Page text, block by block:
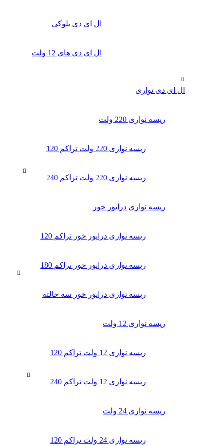
ال ای دی بلوکی
ال ای دی‌ های 12 ولت
ال ای دی‌ نواری
ریسه نواری 220 ولت
ریسه نواری 220 ولت تراکم 120
ریسه نواری 220 ولت تراکم 240
ریسه نواری درایور خور
ریسه نواری درایور خور تراکم 120
ریسه نواری درایور خور تراکم 180
ریسه نواری درایور خور سه حالته
ریسه نواری 12 ولت
ریسه نواری 12 ولت تراکم 120
ریسه نواری 12 ولت تراکم 240
ریسه نواری 24 ولت
ریسه نواری 24 ولت تراکم 120